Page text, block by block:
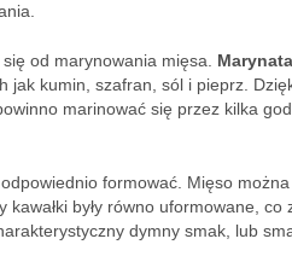
od marynowania mięsa. Marynata
jak kumin, szafran, sól i pieprz.
marinować się przez kilka
formować. Mięso
kawałki były równo uformowane,
dymny smak, lub